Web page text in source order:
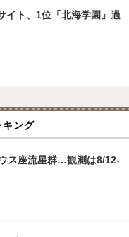
イト、1位「北海学園」過
キング
ス座流星群…観測は8/12-